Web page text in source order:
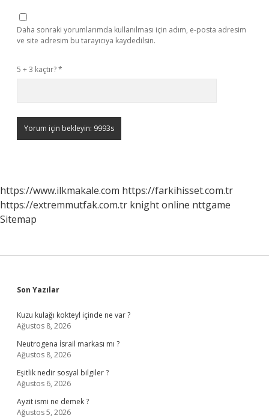
Daha sonraki yorumlarımda kullanılması için adım, e-posta adresim
ve site adresim bu tarayıcıya kaydedilsin.
5 + 3 kaçtır?*
https://www.ilkmakale.com https://farkihisset.com.tr
https://extremmutfak.com.tr knight online nttgame
Sitemap
Sidebar
Son Yazılar
Kuzu kulağı kokteyl içinde ne var ?
Ağustos 8, 2026
Neutrogena İsrail markası mı ?
Ağustos 8, 2026
Eşitlik nedir sosyal bilgiler ?
Ağustos 6, 2026
Ayzit ismi ne demek ?
Ağustos 5, 2026